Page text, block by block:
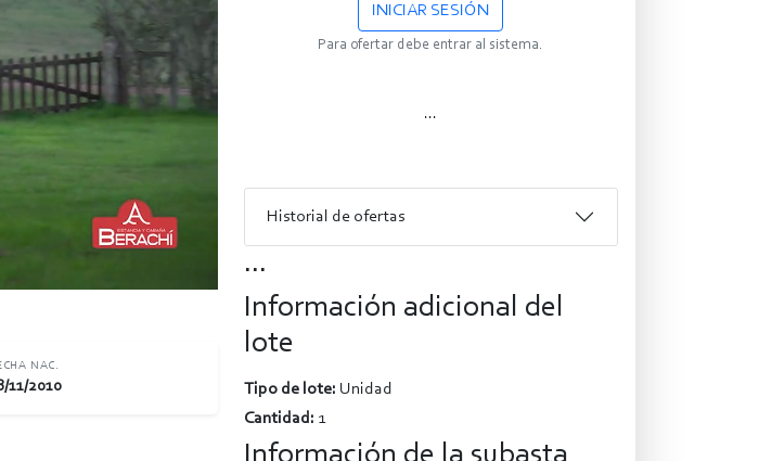
NAC.
11/2010
INICIAR SESIÓN
Para ofertar debe entrar al sistema.
...
Historial de ofertas
...
Información adicional del
lote
Tipo de lote: Unidad
Cantidad: 1